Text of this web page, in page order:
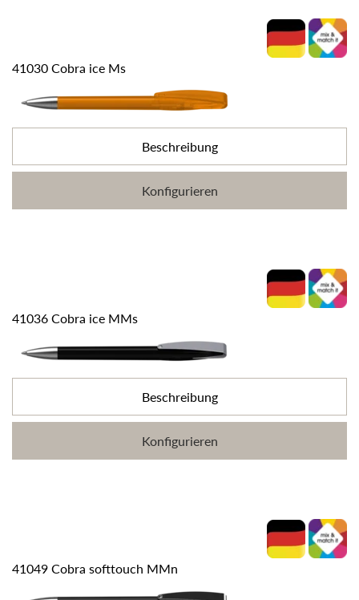
41030 Cobra ice Ms
Beschreibung
Konfigurieren
41036 Cobra ice MMs
Beschreibung
Konfigurieren
41049 Cobra softtouch MMn